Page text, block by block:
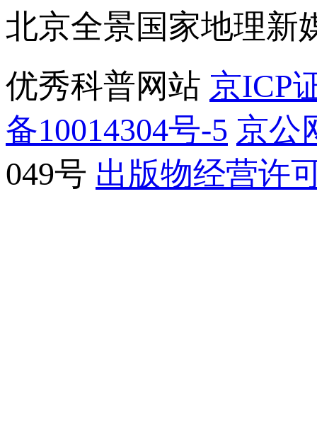
北京全景国家地理新
优秀科普网站 京ICP
备10014304号-5 京公
049号 出版物经营许